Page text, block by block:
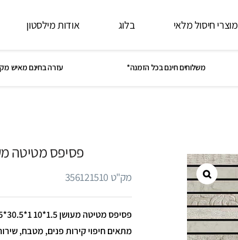
מוצרי חיסול מלאי בלוג אודות מילסטון
משלוחים חינם בכל הזמנה* עזרה בחינם מאיש
פסיפס מטיטה מעושן
מק"ט 356121510
מתאים חיפוי קירות פנים, מטבח,